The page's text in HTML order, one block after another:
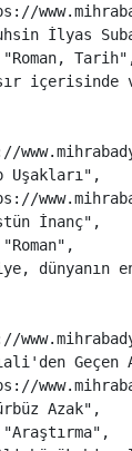
İlyas
"Roman, Tarih"
içerisinde
Uşakları " ,
İnanç" ,
"Roman" ,
dünyanın
Geçen
Azak" ,
"Araştırma" ,